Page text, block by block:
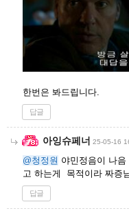
한번은 봐드립니다.
답글
아잉슈페너 25-05-16
@청정원 야민정음이 나
고 하는게 목적이라 짜증
답글